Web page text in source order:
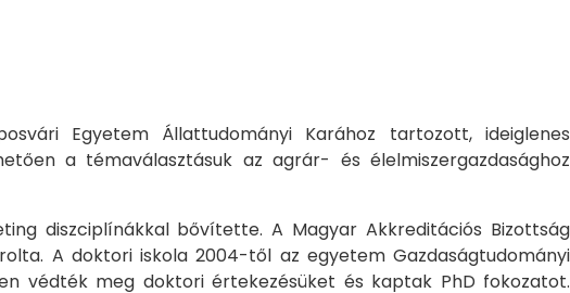
Egyetem Állattudományi Karához tartozott, ideiglenes
a témaválasztásuk az agrár- és élelmiszergazdasághoz
diszciplínákkal bővítette. A Magyar Akkreditációs Bizottság
A doktori iskola 2004-től az egyetem Gazdaságtudományi
védték meg doktori értekezésüket és kaptak PhD fokozatot.